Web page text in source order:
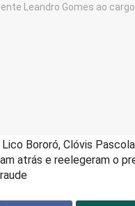
Bororó, Clóvis
atrás e reelegeram o